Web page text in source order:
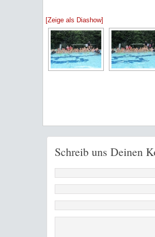
[Zeige als Diashow]
Schreib uns Deinen